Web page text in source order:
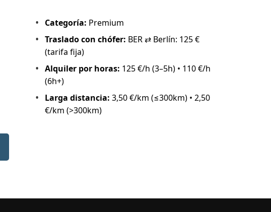
Categoría: Premium
Traslado con chófer: BER ⇄ Berlín: 125 €
(tarifa fija)
Alquiler por horas: 125 €/h (3–5h) • 110 €/h
(6h+)
Larga distancia: 3,50 €/km (≤300km) • 2,50
€/km (>300km)